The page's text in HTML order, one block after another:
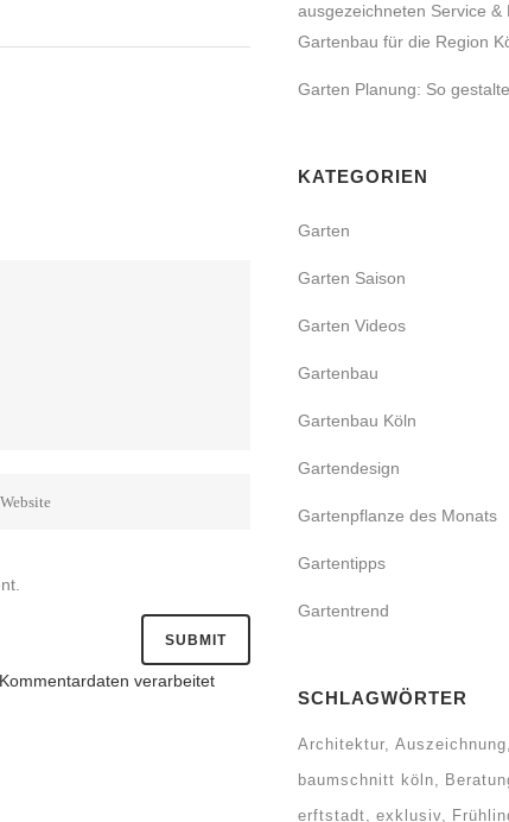
FASSADENBEGRÜNUNG
URBANER RAUM – DER
GARTENBEWÄSSERUNG
MÄHROBOTER SERVICE
verarbeitet
ausgezeichneten Service
Gartenbau für die Region
Garten Planung: So
KATEGORIEN
Garten
Garten Saison
Garten Videos
Gartenbau
Gartenbau Köln
Gartendesign
Gartenpflanze des Monats
Gartentipps
Gartentrend
SCHLAGWÖRTER
Architektur Auszeichnung
baumschnitt köln
erftstadt
exklusiv